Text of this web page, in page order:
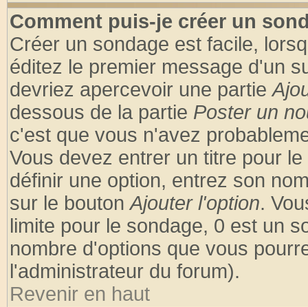
Comment puis-je créer un
Créer un sondage est facile,
éditez le premier message d'un
devriez apercevoir une partie
dessous de la partie Poster un
c'est que vous n'avez
Vous devez entrer un titre pour
définir une option, entrez son
sur le boutonAjouter l'option.
limite pour le sondage, 0 est un
nombre d'options que vous
l'administrateur du forum).
Revenir en haut